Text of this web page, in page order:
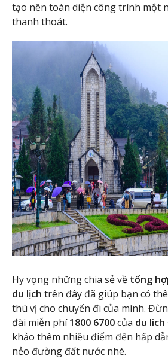
tạo nên toàn diện công trình một
thanh thoát.
Hy vọng những chia sẻ về tổng
du lịch trên đây đã giúp bạn có
thú vị cho chuyến đi của mình.
đài miễn phí1800 6700của du lich
khảo thêm nhiều điểm đến hấp
nẻo đường đất nước nhé.